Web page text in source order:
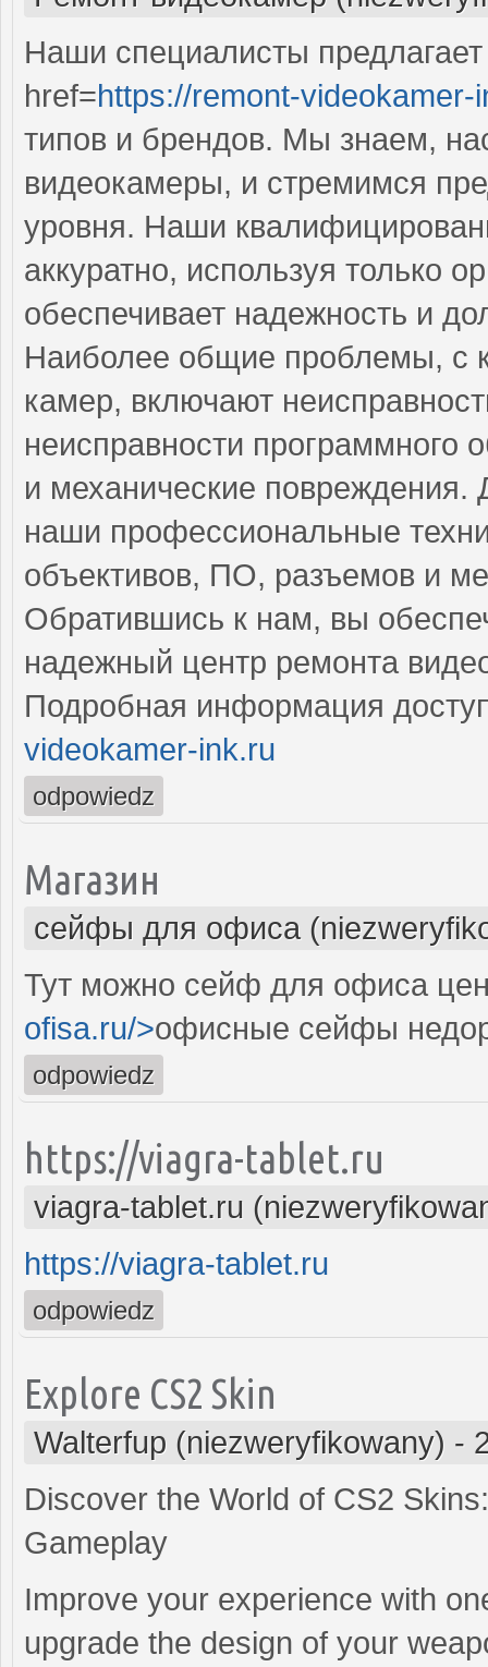
Наши специалисты
href=https://remont-videokamer-
типов и брендов. Мы знаем,
видеокамеры, и стремимся
уровня. Наши
аккуратно, используя только
обеспечивает надежность и
Наиболее общие проблемы, с
камер, включают
неисправности программного
и механические повреждения.
наши профессиональные
объективов, ПО, разъемов и
Обратившись к нам, вы
надежный центр ремонта
Подробная информация
videokamer-ink.ru
odpowiedz
Магазин
сейфы для офиса
Тут можно сейф для офиса
ofisa.ru/>офисные сейфы
odpowiedz
https://viagra-tablet.ru
viagra-tablet.ru
https://viagra-tablet.ru
odpowiedz
Explore CS2 Skin
Walterfup (niezweryfikowany) -
Discover the World of CS2
Gameplay
Improve your experience with
upgrade the design of your